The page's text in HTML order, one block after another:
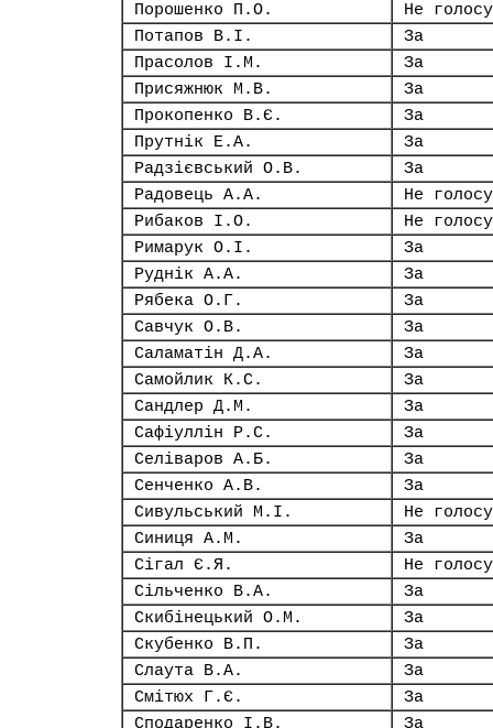
Порошенко П.О.
Не
Потапов В.І.
За
Прасолов І.М.
За
Присяжнюк М.В.
За
Прокопенко В.Є.
За
Прутнік Е.А.
За
Радзієвський О.В.
За
Радовець А.А.
Не
Рибаков І.О.
Не
Римарук О.І.
За
Руднік А.А.
За
Рябека О.Г.
За
Савчук О.В.
За
Саламатін Д.А.
За
Самойлик К.С.
За
Сандлер Д.М.
За
Сафіуллін Р.С.
За
Селіваров А.Б.
За
Сенченко А.В.
За
Сивульський М.І.
Не
Синиця А.М.
За
Сігал Є.Я.
Не
Сільченко В.А.
За
Скибінецький О.М.
За
Скубенко В.П.
За
Слаута В.А.
За
Смітюх Г.Є.
За
Сподаренко І.В.
За